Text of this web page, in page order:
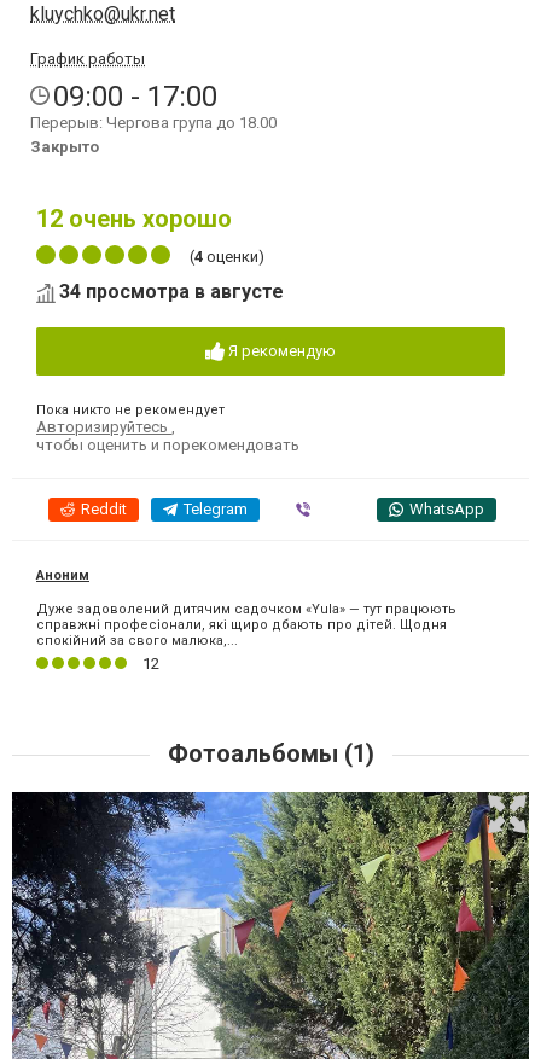
kluychko@ukr.net
График работы
09:00 - 17:00
Перерыв: Чергова група до 18.00
Закрыто
12 очень хорошо
(4 оценки)
34 просмотра в августе
Я рекомендую
Пока никто не рекомендует
Авторизируйтесь ,
чтобы оценить и порекомендовать
Reddit Telegram WhatsApp
Аноним
Дуже задоволений дитячим садочком «Yula» — тут працюють
справжні професіонали, які щиро дбають про дітей. Щодня
спокійний за свого малюка,...
12
Фотоальбомы (1)